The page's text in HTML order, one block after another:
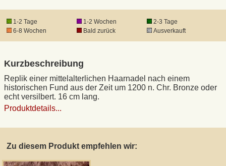
1-2 Tage 1-2 Wochen
2-3 Tage
6-8 Wochen
Bald zurück Ausverkauft
Kurzbeschreibung
Replik einer mittelalterlichen Haarnadel nach einem
historischen Fund aus der Zeit um 1200 n. Chr. Bronze oder
echt versilbert. 16 cm lang.
Produktdetails...
Zu diesem Produkt empfehlen wir:
Waffenrecht und FSK 18
Datenschutz
Widerrufsrecht
Mittelalter-Großhandel